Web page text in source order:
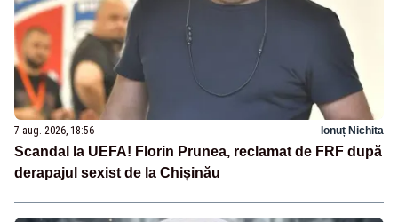
7 aug. 2026, 18:56 Ionuț Nichita
Scandal la UEFA! Florin Prunea, reclamat de FRF după
derapajul sexist de la Chișinău